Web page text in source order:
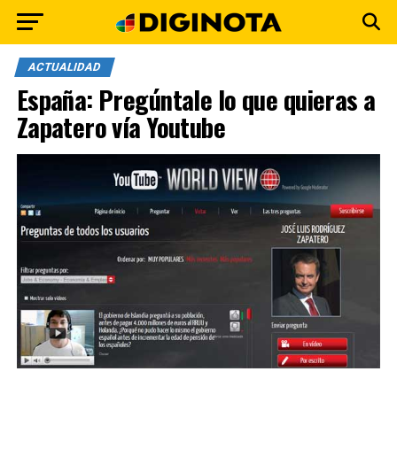
ACTUALIDAD
España: Pregúntale lo que quieras a
Zapatero vía Youtube